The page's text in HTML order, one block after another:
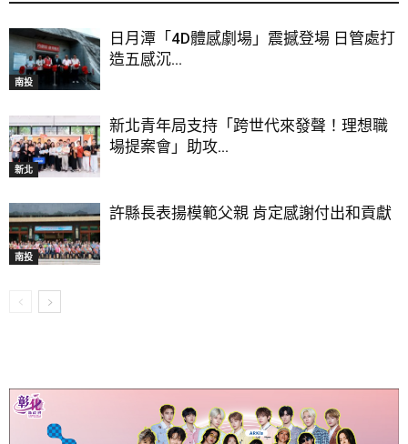
南投
日月潭「4D體感劇場」震撼登場 日管處打
造五感沉...
新北
新北青年局支持「跨世代來發聲！理想職
場提案會」助攻...
南投
許縣長表揚模範父親 肯定感謝付出和貢獻